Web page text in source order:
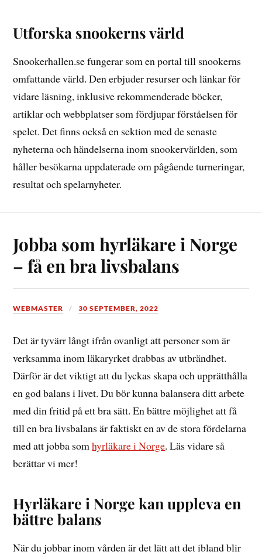
Utforska snookerns värld
Snookerhallen.se fungerar som en portal till snookerns
omfattande värld. Den erbjuder resurser och länkar för
vidare läsning, inklusive rekommenderade böcker,
artiklar och webbplatser som fördjupar förståelsen för
spelet. Det finns också en sektion med de senaste
nyheterna och händelserna inom snookervärlden, som
håller besökarna uppdaterade om pågående turneringar,
resultat och spelarnyheter.
Jobba som hyrläkare i Norge
– få en bra livsbalans
WEBMASTER 30 SEPTEMBER, 2022
Det är tyvärr långt ifrån ovanligt att personer som är
verksamma inom läkaryrket drabbas av utbrändhet.
Därför är det viktigt att du lyckas skapa och upprätthålla
en god balans i livet. Du bör kunna balansera ditt arbete
med din fritid på ett bra sätt. En bättre möjlighet att få
till en bra livsbalans är faktiskt en av de stora fördelarna
med att jobba somhyrläkare i Norge. Läs vidare så
berättar vi mer!
Hyrläkare i Norge kan uppleva en
bättre balans
När du jobbar inom vården är det lätt att det ibland blir